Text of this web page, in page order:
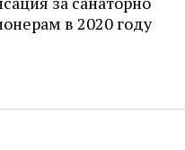
в 2020 году